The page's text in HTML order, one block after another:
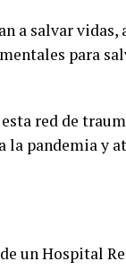
a salvar vidas,
para
red de
pandemia y
un Hospital